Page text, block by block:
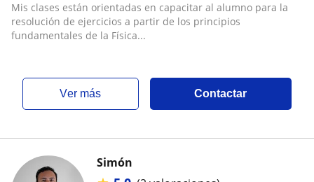
Mis clases están orientadas en capacitar al alumno para la
resolución de ejercicios a partir de los principios
fundamentales de la Física...
ver más Contactar
Simón